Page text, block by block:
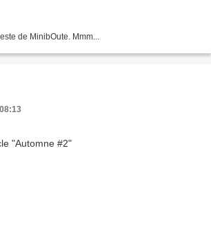
de MinibOute. Mmm...